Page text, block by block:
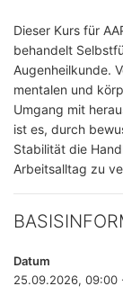
Dieser Kurs für
behandelt
Augenheilkunde.
mentalen und
Umgang mit
ist es, durch
Stabilität die
Arbeitsalltag zu
Datum
25.09.2026, 09:00